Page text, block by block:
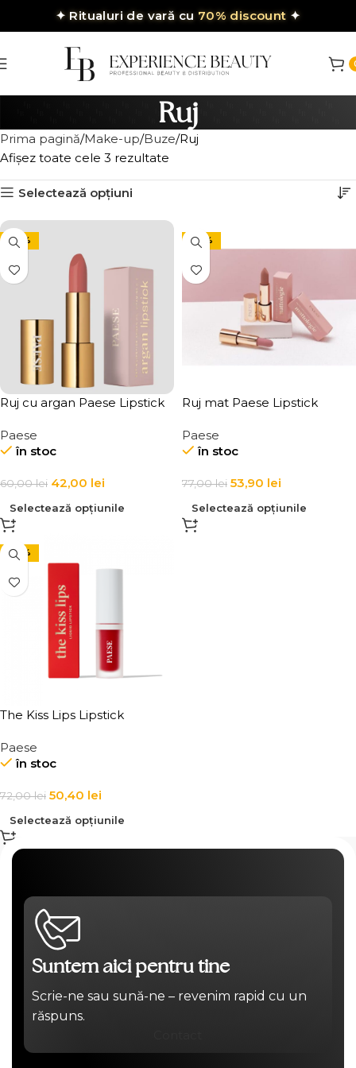
✦Ritualuri de vară cu 70% discount ✦
Ruj
Prima pagină Make-up Buze Ruj
Afișez toate cele 3 rezultate
Selectează opțiuni
-30%
Ruj cu argan Paese Lipstick
Paese
în stoc
60,00lei 42,00 lei
Selectează opțiunile
-30%
Ruj mat Paese Lipstick
Paese
în stoc
77,00lei 53,90 lei
Selectează opțiunile
-30%
The Kiss Lips Lipstick
Paese
în stoc
72,00lei 50,40 lei
Selectează opțiunile
Suntem aici pentru tine
Scrie-ne sau sună-ne – revenim rapid cu un
răspuns.